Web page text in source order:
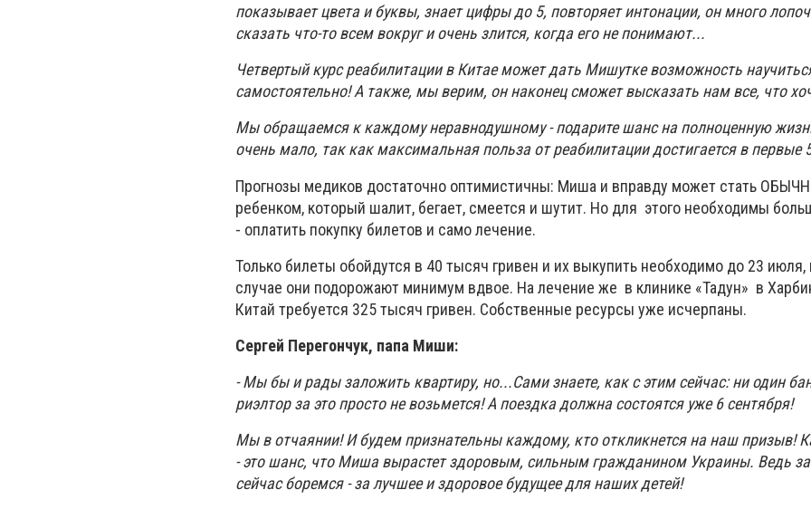
показывает цвета и буквы, знает цифры до 5, повторяет интонации, он много
сказать что-то всем вокруг и очень злится, когда его не понимают...
Четвертый курс реабилитации в Китае может дать Мишутке возможность
самостоятельно! А также, мы верим, он наконец сможет высказать нам все, что
Мы обращаемся к каждому неравнодушному - подарите шанс на полноценную
очень мало, так как максимальная польза от реабилитации достигается в первые
Прогнозы медиков достаточно оптимистичны: Миша и вправду может стать
ребенком, который шалит, бегает, смеется и шутит. Но для этого необходимы
- оплатить покупку билетов и само лечение.
Только билеты обойдутся в 40 тысяч гривен и их выкупить необходимо до 23 июля,
случае они подорожают минимум вдвое. На лечение же в клинике «Тадун» в
Китай требуется 325 тысяч гривен. Собственные ресурсы уже исчерпаны.
Сергей Перегончук, папа Миши:
- Мы бы и рады заложить квартиру, но...Сами знаете, как с этим сейчас: ни один
риэлтор за это просто не возьмется! А поездка должна состоятся уже 6 сентября!
Мы в отчаянии! И будем признательны каждому, кто откликнется на наш призыв!
- это шанс, что Миша вырастет здоровым, сильным гражданином Украины. Ведь
сейчас боремся - за лучшее и здоровое будущее для наших детей!